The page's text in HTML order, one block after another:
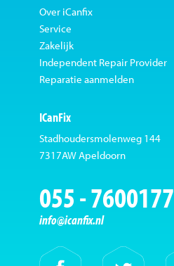
Over iCanfix
Service
Zakelijk
Independent Repair Provider
Reparatie aanmelden
ICanFix
Stadhoudersmolenweg 144
7317AW Apeldoorn
055 - 7600177
info@icanfix.nl